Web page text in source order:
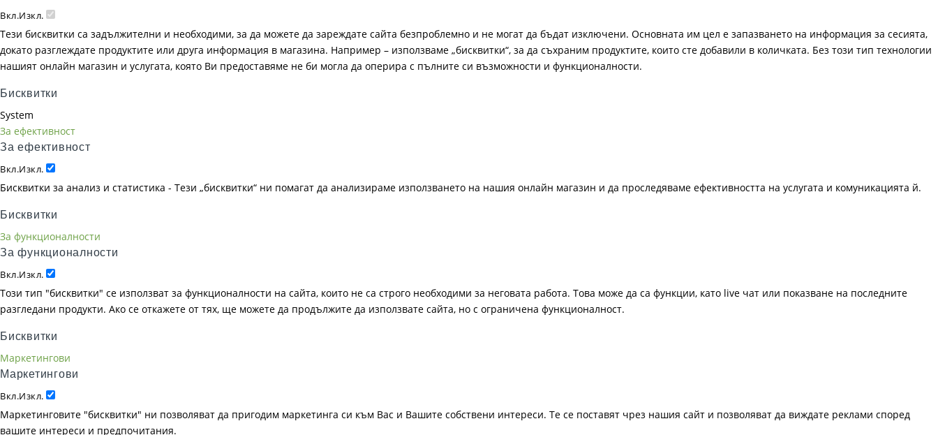
Вкл.Изкл.
Тези бисквитки са задължителни и необходими, за да можете да зареждате сайта безпроблемно и не могат да бъдат изключени. Основната им цел е запазването на информация за сесията,
докато разглеждате продуктите или друга информация в магазина. Например – използваме „бисквитки“, за да съхраним продуктите, които сте добавили в количката. Без този тип технологии
нашият онлайн магазин и услугата, която Ви предоставяме не би могла да оперира с пълните си възможности и функционалности.
Бисквитки
System
За ефективност
За ефективност
Вкл.Изкл.
Бисквитки за анализ и статистика - Тези „бисквитки“ ни помагат да анализираме използването на нашия онлайн магазин и да проследяваме ефективността на услугата и комуникацията й.
Бисквитки
За функционалности
За функционалности
Вкл.Изкл.
Този тип "бисквитки" се използват за функционалности на сайта, които не са строго необходими за неговата работа. Това може да са функции, като live чат или показване на последните
разгледани продукти. Ако се откажете от тях, ще можете да продължите да използвате сайта, но с ограничена функционалност.
Бисквитки
Маркетингови
Маркетингови
Вкл.Изкл.
Маркетинговите "бисквитки" ни позволяват да пригодим маркетинга си към Вас и Вашите собствени интереси. Те се поставят чрез нашия сайт и позволяват да виждате реклами според
вашите интереси и предпочитания.